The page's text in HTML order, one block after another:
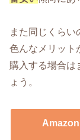
また同じくら
色んなメリット
購入する場合は
ょう。